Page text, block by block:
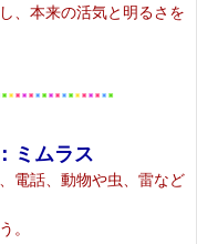
、本来の活気と明るさを
ミムラス
電話、動物や虫、雷など
。